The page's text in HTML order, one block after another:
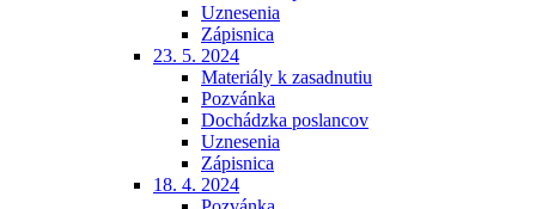
Uznesenia
Zápisnica
23. 5. 2024
Materiály k zasadnutiu
Pozvánka
Dochádzka poslancov
Uznesenia
Zápisnica
18. 4. 2024